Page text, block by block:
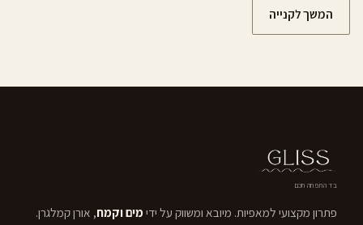
המשך לקנייה
בד התפחה חכם
פתרון מקצועי למאפיות. מיובא ומשווק על ידי מים וקמח, אורן קמלגרן.